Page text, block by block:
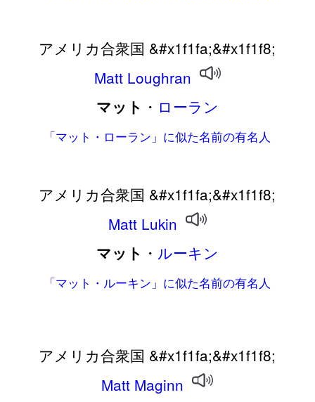
アメリカ合衆国 &#x1f1fa;&#x1f1f8;
Matt Loughran
マット ・ ローラン
「マット・ローラン」に似た名前の有名人
アメリカ合衆国 &#x1f1fa;&#x1f1f8;
Matt Lukin
マット ・ ルーキン
「マット・ルーキン」に似た名前の有名人
アメリカ合衆国 &#x1f1fa;&#x1f1f8;
Matt Maginn